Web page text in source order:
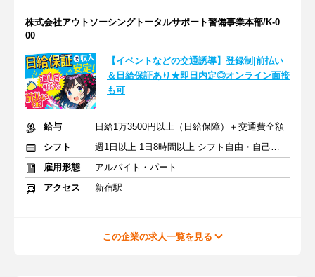
株式会社アウトソーシングトータルサポート警備事業本部/K-0
00
【イベントなどの交通誘導】登録制|前払い
＆日給保証あり★即日内定◎オンライン面接
も可
給与
日給1万3500円以上（日給保障）＋交通費全額
シフト
週1日以上 1日8時間以上 シフト自由・自己申告
雇用形態
アルバイト・パート
アクセス
新宿駅
この企業の求人一覧を見る